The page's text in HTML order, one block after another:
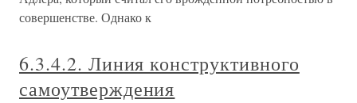
совершенстве. Однако к
6.3.4.2. Линия конструктивного
самоутверждения